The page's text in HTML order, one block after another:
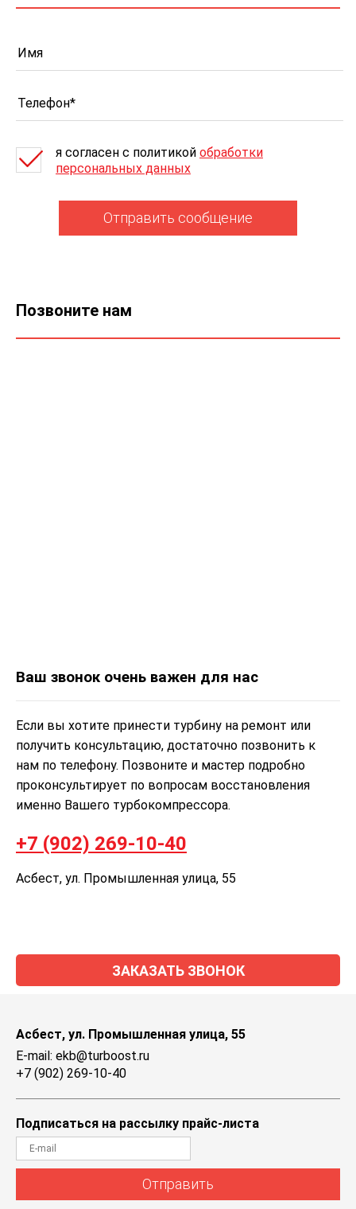
я согласен c политикой обработки
персональных данных
Отправить сообщение
Позвоните нам
Ваш звонок очень важен для нас
Если вы хотите принести турбину на ремонт или
получить консультацию, достаточно позвонить к
нам по телефону. Позвоните и мастер подробно
проконсультирует по вопросам восстановления
именно Вашего турбокомпрессора.
+7 (902) 269-10-40
Асбест, ул. Промышленная улица, 55
ЗАКАЗАТЬ ЗВОНОК
Асбест, ул. Промышленная улица, 55
E-mail: ekb@turboost.ru
+7 (902) 269-10-40
Подписаться на рассылку прайс-листа
Отправить